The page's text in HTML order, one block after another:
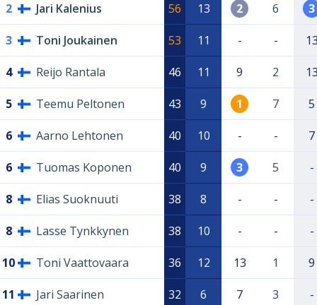
2 Jari Kalenius 56 13 2 6 3
3 Toni Joukainen 53 11 - -
4 Reijo Rantala 46 11 9 2
5 Teemu Peltonen 43 9 1 7 5
6 Aarno Lehtonen 40 10 - - 7
6 Tuomas Koponen 40 9 3 5 -
8 Elias Suoknuuti 38 8 - - -
8 Lasse Tynkkynen 38 10 - - -
10 Toni Vaattovaara 36 12 13 1 9
11 Jari Saarinen 32 6 7 3 -